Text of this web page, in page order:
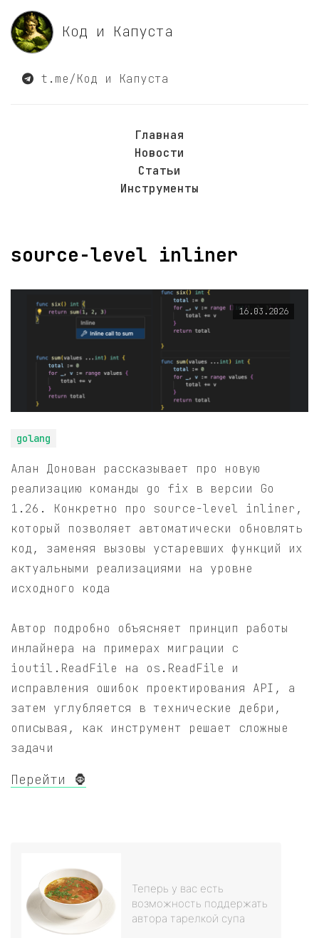
Код и Капуста
t.me/Код и Капуста
Главная
Новости
Статьи
Инструменты
source-level inliner
16.03.2026
golang
Алан Донован рассказывает про новую
реализацию команды go fix в версии Go
1.26. Конкретно про source-level inliner,
который позволяет автоматически обновлять
код, заменяя вызовы устаревших функций их
актуальными реализациями на уровне
исходного кода
Автор подробно объясняет принцип работы
инлайнера на примерах миграции с
ioutil.ReadFile на os.ReadFile и
исправления ошибок проектирования API, а
затем углубляется в технические дебри,
описывая, как инструмент решает сложные
задачи
Перейти 🦍
Теперь у вас есть
возможность поддержать
автора тарелкой супа